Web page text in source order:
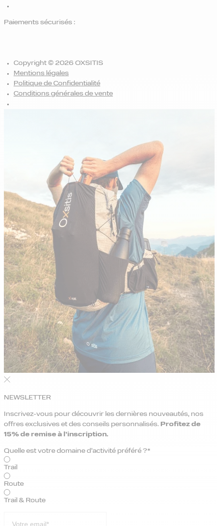
Paiements sécurisés :
Copyright © 2026 OXSITIS
Mentions légales
Politique de Confidentialité
Conditions générales de vente
NEWSLETTER
Inscrivez-vous pour découvrir les dernières nouveautés, nos
offres exclusives et des conseils personnalisés. Profitez de
15% de remise à l’inscription.
Quelle est votre domaine d’activité préféré ?*
Trail
Route
Trail & Route